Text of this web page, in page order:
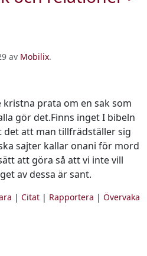
av Mobilix.
prata om en sak som
gör det.Finns inget I bibeln
det att man tillfrädställer sig
sajter kallar onani för mord
att göra så att vi inte vill
av dessa är sant.
| Citat| Rapportera | Övervaka